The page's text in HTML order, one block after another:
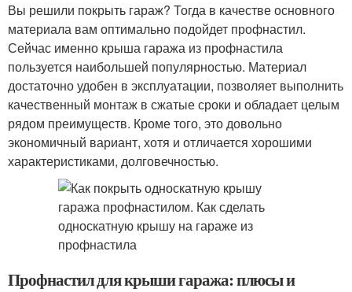
Вы решили покрыть гараж? Тогда в качестве основного
материала вам оптимально подойдет профнастил.
Сейчас именно крыша гаража из профнастила
пользуется наибольшей популярностью. Материал
достаточно удобен в эксплуатации, позволяет выполнить
качественный монтаж в сжатые сроки и обладает целым
рядом преимуществ. Кроме того, это довольно
экономичный вариант, хотя и отличается хорошими
характеристиками, долговечностью.
Профнастил для крыши гаража: плюсы и